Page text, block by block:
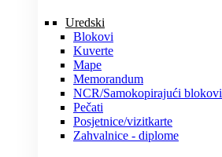
Uredski
Blokovi
Kuverte
Mape
Memorandum
NCR/Samokopirajući blokovi
Pečati
Posjetnice/vizitkarte
Zahvalnice - diplome